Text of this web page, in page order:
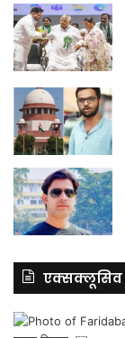
एक्सक्लूसिव